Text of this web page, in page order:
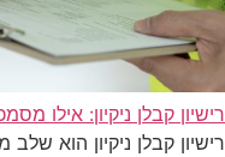
רישיון קבלן ניקיון: אילו
רישיון קבלן ניקיון הוא